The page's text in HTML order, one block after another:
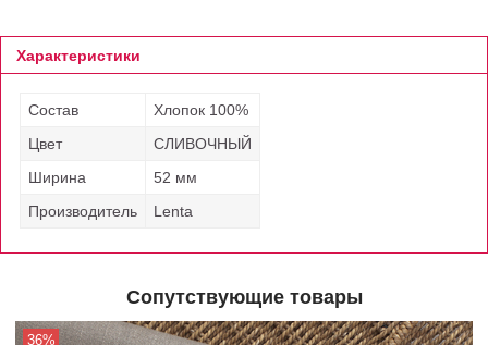
Характеристики
Состав
Хлопок 100%
Цвет
СЛИВОЧНЫЙ
Ширина
52 мм
Производитель
Lenta
Сопутствующие товары
36%